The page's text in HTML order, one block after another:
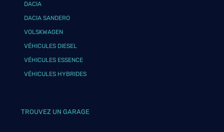
DACIA
DACIA SANDERO
VOLSKWAGEN
VÉHICULES DIESEL
VÉHICULES ESSENCE
VÉHICULES HYBRIDES
TROUVEZ UN GARAGE